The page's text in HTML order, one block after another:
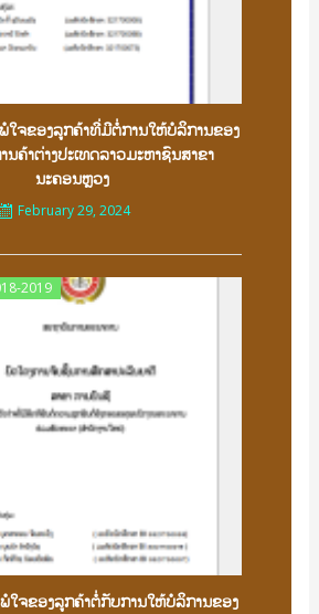
ໃຈຂອງລູກຄ້າທີ່ມີຕໍ່ການໃຫ້ບໍລິການຂອງ
ນຄ້າຕ່າງປະເທດລາວມະຫາຊົນສາຂາ
ນະຄອນຫຼວງ
February 29, 2024
2019
ໃຈຂອງລູກຄ້າຕໍ່ກັບການໃຫ້ບໍລິການຂອງ
Posted
on